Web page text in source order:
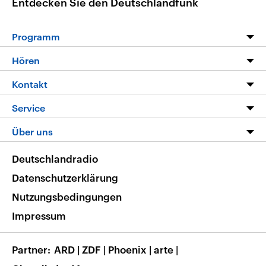
Programm
Programm
Die Nachrichten
Nachrichtenleicht
Neue Beiträge auf dlf.de
Hören
Livestream
Podcasts
Deutschlandfunk App
Nachrichten App
Frequenzen
Kontakt
Hörerservice
Service
FAQ
Veranstaltungen
Musikliste
RSS
Über uns
Barrierefreiheit
Deutschlandradio
Datenschutzerklärung
Nutzungsbedingungen
Impressum
Partner ARD | ZDF | Phoenix | arte |